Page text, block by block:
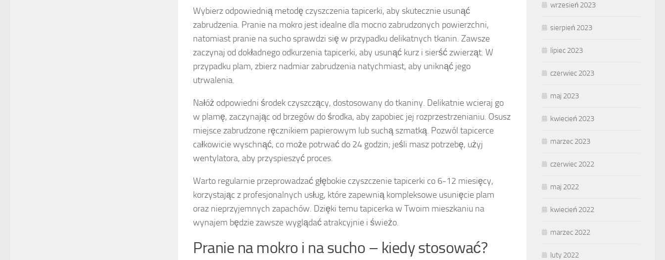
Wybierz odpowiednią metodę czyszczenia tapicerki, aby skutecznie usunąć
zabrudzenia. Pranie na mokro jest idealne dla mocno zabrudzonych powierzchni,
natomiast pranie na sucho sprawdzi się w przypadku delikatnych tkanin. Zawsze
zaczynaj od dokładnego odkurzenia tapicerki, aby usunąć kurz i sierść zwierząt. W
przypadku plam, zbierz nadmiar zabrudzenia natychmiast, aby uniknąć jego
utrwalenia.
Nałóż odpowiedni środek czyszczący, dostosowany do tkaniny. Delikatnie wcieraj go
w plamę, zaczynając od brzegów do środka, aby zapobiec jej rozprzestrzenianiu. Osusz
miejsce zabrudzone ręcznikiem papierowym lub suchą szmatką. Pozwól tapicerce
całkowicie wyschnąć, co może potrwać do 24 godzin; jeśli masz potrzebę, użyj
wentylatora, aby przyspieszyć proces.
Warto regularnie przeprowadzać głębokie czyszczenie tapicerki co 6-12 miesięcy,
korzystając z profesjonalnych usług, które zapewnią kompleksowe usunięcie plam
oraz nieprzyjemnych zapachów. Dzięki temu tapicerka w Twoim mieszkaniu na
wynajem będzie zawsze wyglądać atrakcyjnie i świeżo.
Pranie na mokro i na sucho – kiedy stosować?
wrzesień 2023
sierpień 2023
lipiec 2023
czerwiec 2023
maj 2023
kwiecień 2023
marzec 2023
czerwiec 2022
maj 2022
kwiecień 2022
marzec 2022
luty 2022